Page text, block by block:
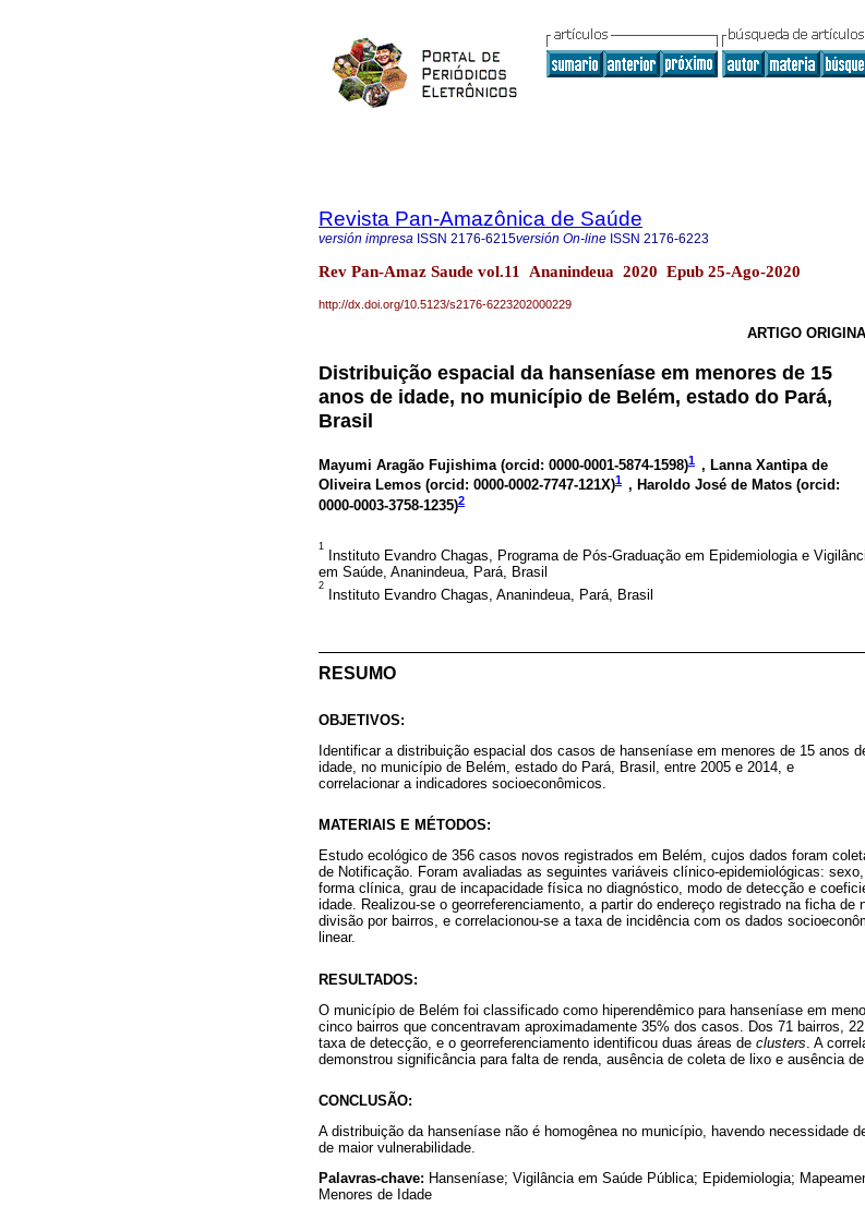
Revista Pan-Amazônica de Saúde
versión impresa ISSN 2176-6215versión On-line ISSN 2176-6223
Rev Pan-Amaz Saude vol.11 Ananindeua 2020 Epub 25-Ago-2020
http://dx.doi.org/10.5123/s2176-6223202000229
ARTIGO
Distribuição espacial da hanseníase em menores de 15
anos de idade, no município de Belém, estado do Pará,
Brasil
Mayumi Aragão Fujishima (orcid: 0000-0001-5874-1598)1 , Lanna Xantipa de
Oliveira Lemos (orcid: 0000-0002-7747-121X)1 , Haroldo José de Matos (orcid:
0000-0003-3758-1235)2
1
Instituto Evandro Chagas, Programa de Pós-Graduação em Epidemiologia e
em Saúde, Ananindeua, Pará, Brasil
2
Instituto Evandro Chagas, Ananindeua, Pará, Brasil
RESUMO
OBJETIVOS:
Identificar a distribuição espacial dos casos de hanseníase em menores de 15 anos
idade, no município de Belém, estado do Pará, Brasil, entre 2005 e 2014, e
correlacionar a indicadores socioeconômicos.
MATERIAIS E MÉTODOS:
Estudo ecológico de 356 casos novos registrados em Belém, cujos dados foram
de Notificação. Foram avaliadas as seguintes variáveis clínico-epidemiológicas:
forma clínica, grau de incapacidade física no diagnóstico, modo de detecção e
idade. Realizou-se o georreferenciamento, a partir do endereço registrado na ficha
divisão por bairros, e correlacionou-se a taxa de incidência com os dados
linear.
RESULTADOS:
O município de Belém foi classificado como hiperendêmico para hanseníase em
cinco bairros que concentravam aproximadamente 35% dos casos. Dos 71 bairros,
taxa de detecção, e o georreferenciamento identificou duas áreas de clusters . A
demonstrou significância para falta de renda, ausência de coleta de lixo e ausência
CONCLUSÃO:
A distribuição da hanseníase não é homogênea no município, havendo necessidade
de maior vulnerabilidade.
Palavras-chave: Hanseníase; Vigilância em Saúde Pública; Epidemiologia;
Menores de Idade